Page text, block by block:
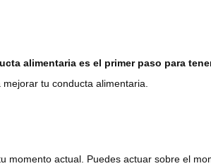
alimentaria es el primer paso para
tu conducta alimentaria.
actual. Puedes actuar sobre el